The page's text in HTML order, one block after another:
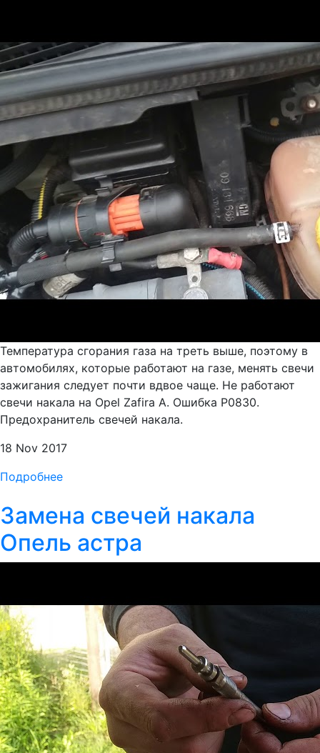
Температура сгорания газа на треть выше, поэтому в
автомобилях, которые работают на газе, менять свечи
зажигания следует почти вдвое чаще. Не работают
свечи накала на Opel Zafira А. Ошибка P0830.
Предохранитель свечей накала.
18 Nov 2017
Подробнее
Замена свечей накала
Опель астра